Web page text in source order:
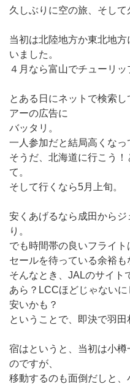
久しぶりに空の旅、そして
当初は北陸地方か東北地
いました。
４月なら富山でチューリッ
とある日にネットで検索
アーの広告に
バッタリ。
一人参加だと結局高くなっ
そうだ、北海道に行こう
て。
そして行くなら5月上旬。
安くあげるなら成田から
り。
でも時間帯の良いフライト
セールを待っている余裕も
そんなとき、JALのサイト
あら？LCCほどじゃない
安いかも？
ということで、即決で羽田
宿はというと、当初は小
のですが、
移動するのも面倒だしと